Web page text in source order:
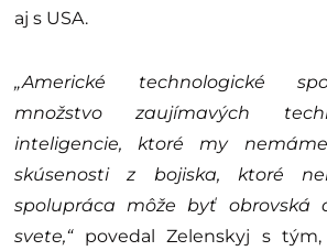
aj s USA.
„Americké technologické
množstvo zaujímavých
inteligencie, ktoré my
skúsenosti z bojiska, ktoré
spolupráca môže byť obrovská
svete,“povedal Zelenskyj s